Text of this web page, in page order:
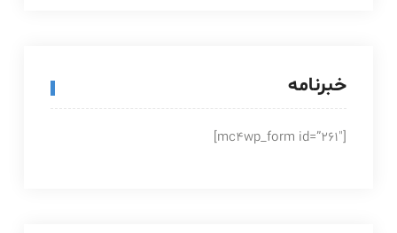
خبرنامه
[mc4wp_form id=”261″]